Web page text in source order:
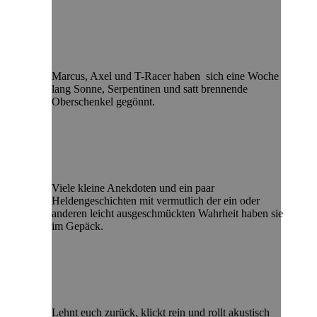
Marcus, Axel und T-Racer haben sich eine Woche
lang Sonne, Serpentinen und satt brennende
Oberschenkel gegönnt.
Viele kleine Anekdoten und ein paar
Heldengeschichten mit vermutlich der ein oder
anderen leicht ausgeschmückten Wahrheit haben sie
im Gepäck.
Lehnt euch zurück, klickt rein und rollt akustisch